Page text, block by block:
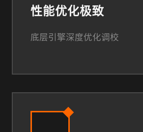
性能优化极致
底层引擎深度优化调校